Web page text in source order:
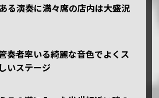
る演奏に満々席の店内は大盛況
奏者率いる綺麗な音色でよくス
いステージ